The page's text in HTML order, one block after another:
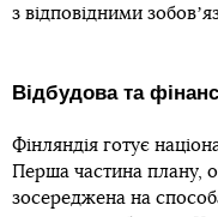
з відповідними
Відбудова та
Фінляндія готує
Перша частина плану,
зосереджена на